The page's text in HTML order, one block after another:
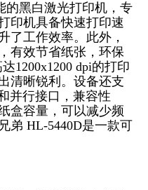
的黑白激光打印机，专
印机具备快速打印速
了工作效率。此外，
有效节省纸张，环保
1200x1200 dpi的打印
清晰锐利。设备还支
并行接口，兼容性
盒容量，可以减少频
弟 HL-5440D是一款可